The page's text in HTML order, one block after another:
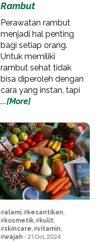
Rambut
Perawatan rambut
menjadi hal penting
bagi setiap orang.
Untuk memiliki
rambut sehat tidak
bisa diperoleh dengan
cara yang instan, tapi
...[More]
#alami, #kecantikan,
#kosmetik, #kulit,
#skincare, #vitamin,
#wajah - 21 Oct, 2024